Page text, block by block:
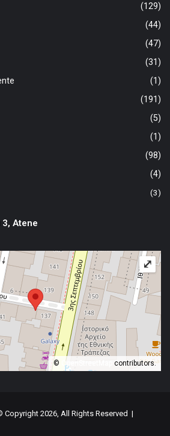
(129)
(44)
(47)
(31)
(1)
(191)
(5)
(1)
(98)
(4)
(3)
Atene
© OpenStreetMap contributors.
⤢
Copyright 2026, All Rights Reserved |